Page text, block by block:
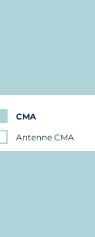
CMA
Antenne CMA